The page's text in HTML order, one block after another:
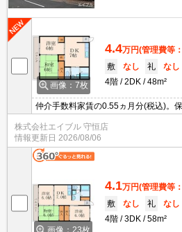
画像：7枚
4.4万円(管理費等
敷
なし 礼
なし
4階
2DK 48m²
仲介手数料家賃の0.55ヵ月分(税込)。
額50%、更新料1万円/年）。小型犬1
飼育の場合、家賃2,000円増。エアコ
株式会社エイブル 守恒店
情報更新日 2026/08/06
画像：23枚
4.1万円(管理費等
敷
なし 礼
なし
4階
3DK 58m²